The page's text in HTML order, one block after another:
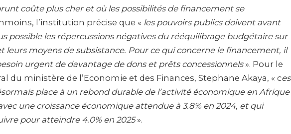
coûte plus cher et où les possibilités de financement se
l’institution précise que « les pouvoirs publics doivent avant
possible les répercussions négatives du rééquilibrage budgétaire sur
leurs moyens de subsistance. Pour ce qui concerne le financement, il
urgent de davantage de dons et prêts concessionnels». Pour le
du ministère de l’Economie et des Finances, Stephane Akaya, « ces
place à un rebond durable de l’activité économique en Afrique
une croissance économique attendue à 3.8% en 2024, et qui
pour atteindre 4.0% en 2025».